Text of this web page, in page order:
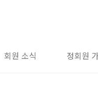
회원 소식 정회원